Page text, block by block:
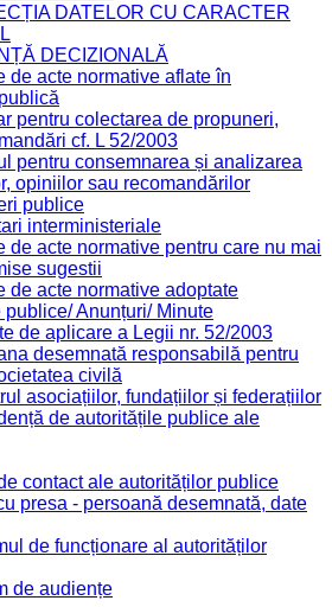
DATELOR CU CARACTER
DECIZIONALĂ
de acte normative aflate în
pentru colectarea de propuneri,
cf. L 52/2003
pentru consemnarea și analizarea
opiniilor sau recomandărilor
publice
interministeriale
de acte normative pentru care nu mai
sugestii
de acte normative adoptate
publice/ Anunțuri/ Minute
de aplicare a Legii nr. 52/2003
desemnată responsabilă pentru
civilă
asociațiilor, fundațiilor și federațiilor
de autoritățile publice ale
contact ale autorităților publice
presa - persoană desemnată, date
de funcționare al autorităților
de audiențe